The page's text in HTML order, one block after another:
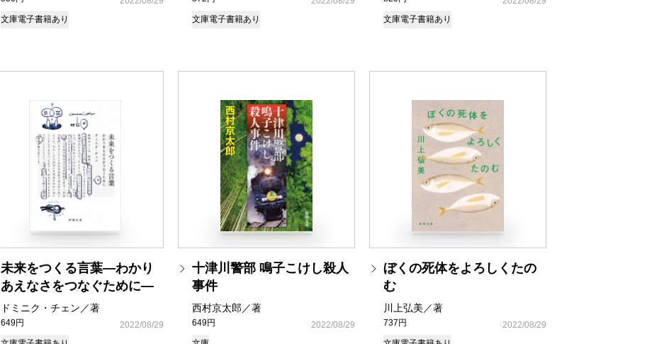
文庫電子書籍あり
文庫電子書籍あり
文庫電子書籍あり
未来をつくる言葉―わかり
あえなさをつなぐために―
ドミニク・チェン／著
649円
2022/08/29
十津川警部 鳴子こけし殺人
事件
西村京太郎／著
649円
2022/08/29
ぼくの死体をよろしくたの
む
川上弘美／著
737円
2022/08/29